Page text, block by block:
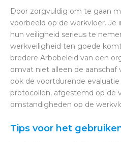
Door zorgvuldig om te gaan
voorbeeld op de werkvloer. Je
hun veiligheid serieus te
werkveiligheid ten goede
bredere Arbobeleid van een
omvat niet alleen de aanschaf
ook de voortdurende
protocollen, afgestemd op de
omstandigheden op de
Tips voor het